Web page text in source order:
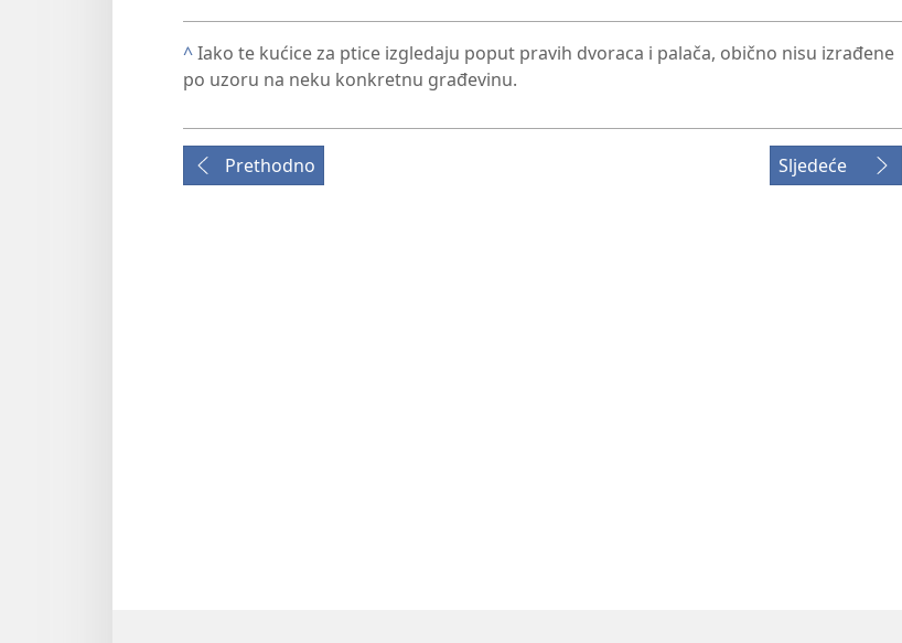
^Iako te kućice za ptice izgledaju poput pravih dvoraca i palača, obično nisu izrađene
po uzoru na neku konkretnu građevinu.
Prethodno Sljedeće